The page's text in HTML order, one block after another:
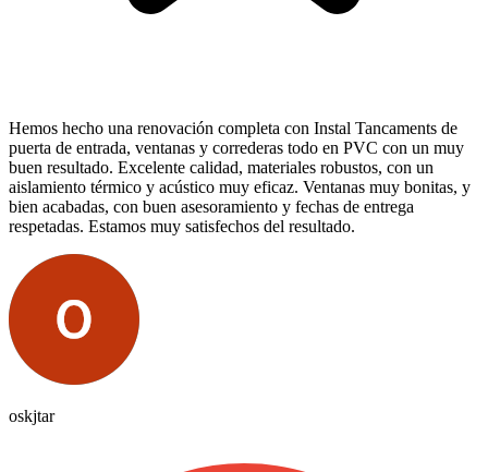
Hemos hecho una renovación completa con Instal Tancaments de
puerta de entrada, ventanas y correderas todo en PVC con un muy
buen resultado. Excelente calidad, materiales robustos, con un
aislamiento térmico y acústico muy eficaz. Ventanas muy bonitas, y
bien acabadas, con buen asesoramiento y fechas de entrega
respetadas. Estamos muy satisfechos del resultado.
oskjtar